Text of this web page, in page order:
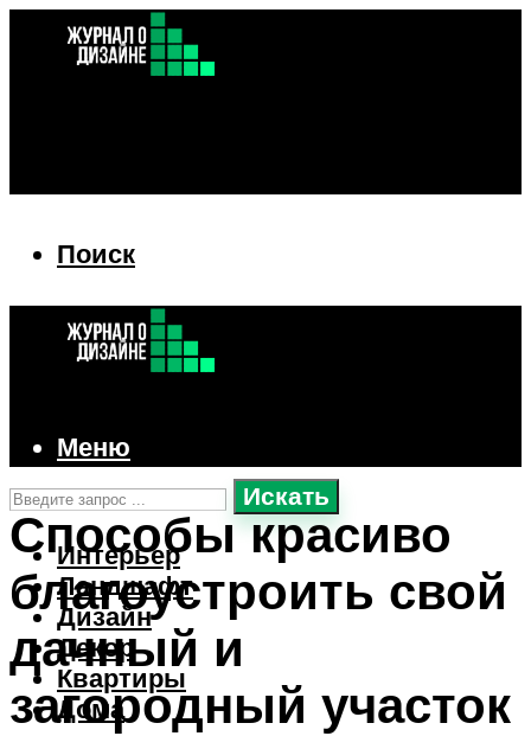
Поиск
Поиск
Искать
Интерьер
Ландшафт
Дизайн
Декор
Квартиры
Дома
Меню
Способы красиво
благоустроить свой
дачный и
загородный участок